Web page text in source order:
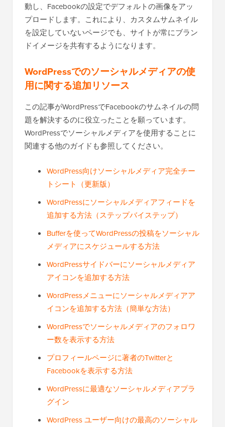
動し、Facebookの設定でデフォルトの画像をアッ
プロードします。これにより、カスタムサムネイル
を設定していないページでも、サイトが常にブラン
ドイメージを共有するようになります。
WordPressでのソーシャルメディアの使
用に関する追加リソース
この記事がWordPressでFacebookのサムネイルの問
題を解決するのに役立ったことを願っています。
WordPressでソーシャルメディアを使用することに
関連する他のガイドも参照してください。
WordPress向けソーシャルメディア完全チー
トシート（更新版）
WordPressにソーシャルメディアフィードを
追加する方法（ステップバイステップ）
Bufferを使ってWordPressの投稿をソーシャル
メディアにスケジュールする方法
WordPressサイドバーにソーシャルメディア
アイコンを追加する方法
WordPressメニューにソーシャルメディアア
イコンを追加する方法（簡単な方法）
WordPressでソーシャルメディアのフォロワ
ー数を表示する方法
プロフィールページに著者のTwitterと
Facebookを表示する方法
WordPressに最適なソーシャルメディアプラ
グイン
WordPress ユーザー向けの最高のソーシャル